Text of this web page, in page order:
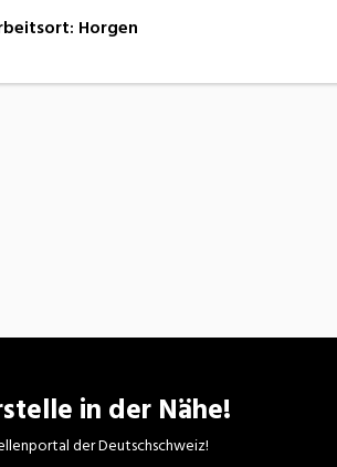
: Horgen
in der Nähe!
der Deutschschweiz!